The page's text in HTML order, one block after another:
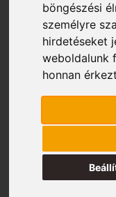
böngészési
személyre
hirdetéseket
weboldalunk
honnan
Kezdőlap/
501
Mind a(z) 6